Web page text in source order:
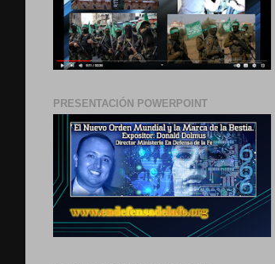
PRESENTACIÓN POWERPOINT